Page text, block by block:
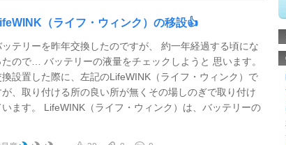
（ライフ・ウィンク）の移設👍
ッテリーを昨年交換したのですが、 約一年経過する頃にな
たので… バッテリーの液量をチェックしようと 思います。
換設置した際に、左記のLifeWINK（ライフ・ウィンク）で
が、取り付ける所の良い所が無くその場しのぎで取り付け
います。 LifeWINK（ライフ・ウィンク）は、バッテリーの